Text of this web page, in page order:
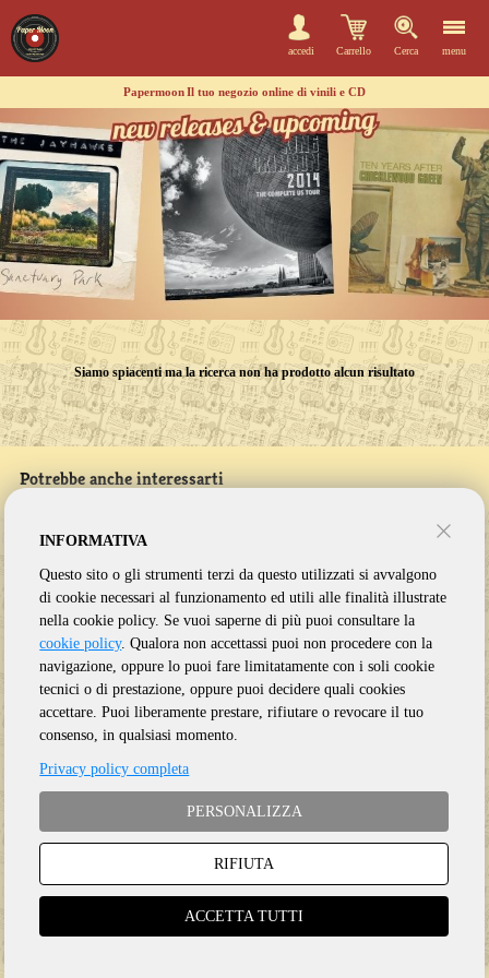
accedi Carrello Cerca menu
PapermoonIl tuo negozio online di vinili e CD
Siamo spiacenti ma la ricerca non ha prodotto alcun risultato
Potrebbe anche interessarti
LIVE IN PARIS 1970
€18.50
Vinile 7"
€17.50
INFORMATIVA
Questo sito o gli strumenti terzi da questo utilizzati si avvalgono
di cookie necessari al funzionamento ed utili alle finalità illustrate
nella cookie policy. Se vuoi saperne di più puoi consultare la
cookie policy. Qualora non accettassi puoi non procedere con la
navigazione, oppure lo puoi fare limitatamente con i soli cookie
tecnici o di prestazione, oppure puoi decidere quali cookies
accettare. Puoi liberamente prestare, rifiutare o revocare il tuo
consenso, in qualsiasi momento.
Privacy policy completa
PERSONALIZZA
RIFIUTA
ACCETTA TUTTI